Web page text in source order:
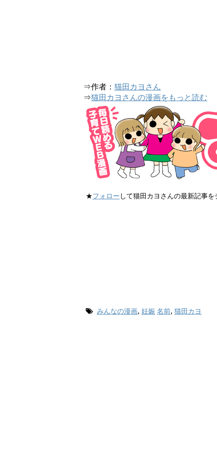
⇒作者： 猫田カヨさん
⇒猫田カヨさんの漫画をもっと読む
★フォロー して猫田カヨさんの最新記事
みんなの漫画, 妊娠 名前, 猫田カヨ